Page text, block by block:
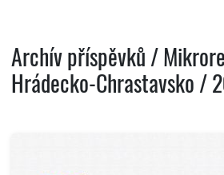
Archív příspěvků /
Hrádecko-Chrastavsko /